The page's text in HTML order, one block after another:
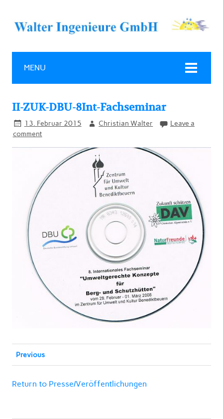
MENU
II-ZUK-DBU-8Int-Fachseminar
13. Februar 2015 Christian Walter
Leave a
comment
Previous
Return to Presse/Veröffentlichungen